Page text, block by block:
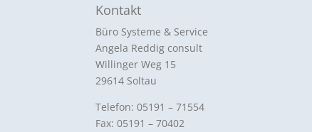
Kontakt
Büro Systeme & Service
Angela Reddig consult
Willinger Weg 15
29614 Soltau
Telefon: 05191 – 71554
Fax: 05191 – 70402